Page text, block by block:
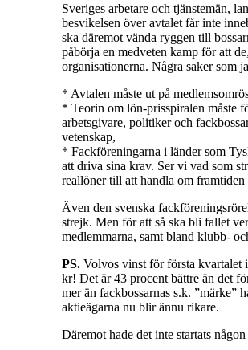
Sveriges arbetare och tjänstemän,
besvikelsen över avtalet får inte
ska däremot vända ryggen till
påbörja en medveten kamp för att
organisationerna. Några saker som
* Avtalen måste ut på
* Teorin om lön-prisspiralen måste
arbetsgivare, politiker och
vetenskap,
* Fackföreningarna i länder som
att driva sina krav. Ser vi vad som
reallöner till att handla om
Även den svenska
strejk. Men för att så ska bli fallet
medlemmarna, samt bland klubb-
PS. Volvos vinst för första
kr! Det är 43 procent bättre än det
mer än fackbossarnas s.k. ”märke”
aktieägarna nu blir ännu rikare.
Däremot hade det inte startats